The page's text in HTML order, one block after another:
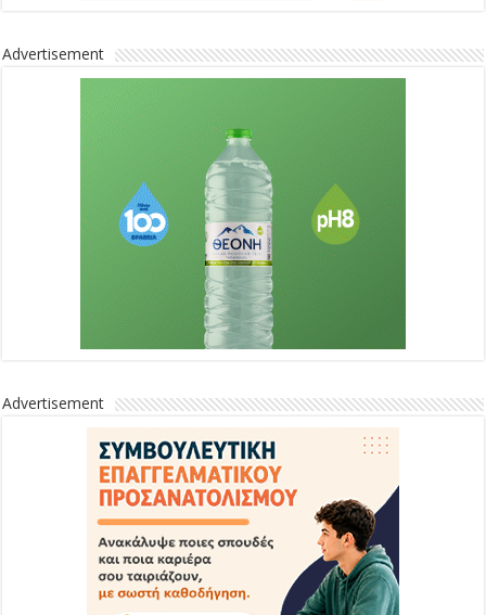
Advertisement
Advertisement